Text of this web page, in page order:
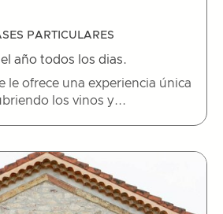
PARTICULARES
año todos los dias.
le ofrece una experiencia única
los vinos y...